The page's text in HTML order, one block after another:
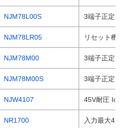
NJM78L00S 3端子正定電
NJM78LR05 リセット機
NJM78M00 3端子正定電
NJM78M00S 3端子正定電
NJW4107 45V耐圧
NR1700 入力最大